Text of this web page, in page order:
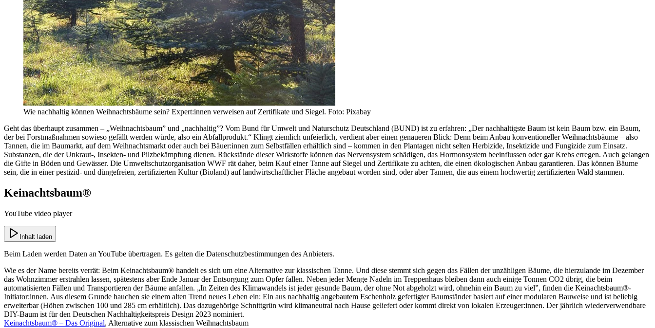
Wie nachhaltig können Weihnachtsbäume sein? Expert:innen verweisen auf Zertifikate und Siegel. Foto: Pixabay
Geht das überhaupt zusammen – „Weihnachtsbaum” und „nachhaltig”? Vom Bund für Umwelt und Naturschutz Deutschland (BUND) ist zu erfahren: „Der nachhaltigste Baum ist kein Baum bzw. ein Baum,
der bei Forstmaßnahmen sowieso gefällt werden würde, also ein Abfallprodukt.“ Klingt ziemlich unfeierlich, verdient aber einen genaueren Blick: Denn beim Anbau konventioneller Weihnachtsbäume – also
Tannen, die im Baumarkt, auf dem Weihnachtsmarkt oder auch bei Bäuer:innen zum Selbstfällen erhältlich sind – kommen in den Plantagen nicht selten Herbizide, Insektizide und Fungizide zum Einsatz.
Substanzen, die der Unkraut-, Insekten- und Pilzbekämpfung dienen. Rückstände dieser Wirkstoffe können das Nervensystem schädigen, das Hormonsystem beeinflussen oder gar Krebs erregen. Auch gelangen
die Gifte in Böden und Gewässer. Die Umweltschutzorganisation WWF rät daher, beim Kauf einer Tanne auf Siegel und Zertifikate zu achten, die einen ökologischen Anbau garantieren. Das können Bäume
sein, die in einer pestizid- und düngefreien, zertifizierten Kultur (Bioland) auf landwirtschaftlicher Fläche angebaut worden sind, oder aber Tannen, die aus einem hochwertig zertifizierten Wald stammen.
Keinachtsbaum®
YouTube video player
Inhalt laden
Beim Laden werden Daten an YouTube übertragen. Es gelten die Datenschutzbestimmungen des Anbieters.
Wie es der Name bereits verrät: Beim Keinachtsbaum® handelt es sich um eine Alternative zur klassischen Tanne. Und diese stemmt sich gegen das Fällen der unzähligen Bäume, die hierzulande im Dezember
das Wohnzimmer erstrahlen lassen, spätestens aber Ende Januar der Entsorgung zum Opfer fallen. Neben jeder Menge Nadeln im Treppenhaus bleiben dann auch einige Tonnen CO2 übrig, die beim
automatisierten Fällen und Transportieren der Bäume anfallen. „In Zeiten des Klimawandels ist jeder gesunde Baum, der ohne Not abgeholzt wird, ohnehin ein Baum zu viel”, finden die Keinachtsbaum®-
Initiator:innen. Aus diesem Grunde hauchen sie einem alten Trend neues Leben ein: Ein aus nachhaltig angebautem Eschenholz gefertigter Baumständer basiert auf einer modularen Bauweise und ist beliebig
erweiterbar (Höhen zwischen 100 und 285 cm erhältlich). Das dazugehörige Schnittgrün wird klimaneutral nach Hause geliefert oder kommt direkt von lokalen Erzeuger:innen. Der jährlich wiederverwendbare
DIY-Baum ist für den Deutschen Nachhaltigkeitspreis Design 2023 nominiert.
Keinachtsbaum® – Das Original, Alternative zum klassischen Weihnachtsbaum